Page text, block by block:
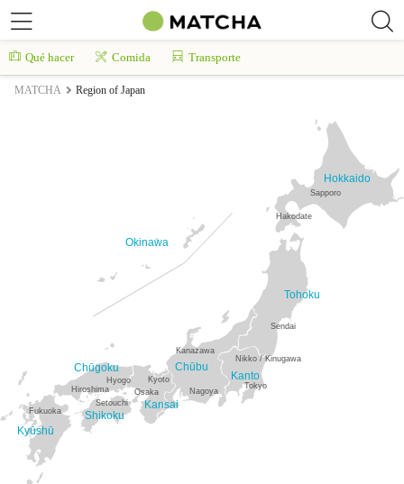
Qué hacer Comida Transporte
MATCHA Region of Japan
Hokkaido
Tohoku
Kanto
Chūbu
Kansai
Shikoku
Kyūshū
Chūgoku
Okinawa
Sapporo
Hakodate
Sendai
Nikko / Kinugawa
Tokyo
Kanazawa
Nagoya
Kyoto
Osaka
Hiroshima
Setouchi
Fukuoka
Hyogo